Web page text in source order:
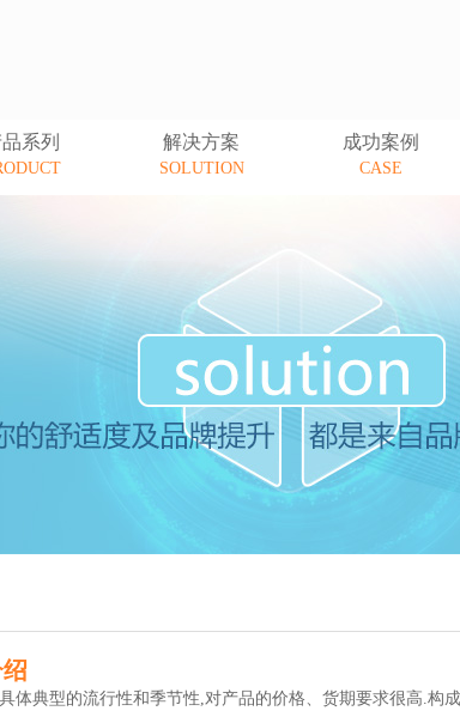
系列 解决方案
SOLUTION
成功案例
CASE
体典型的流行性和季节性,对产品的价格、货期要求很高.构